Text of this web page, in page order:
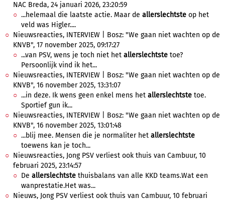
NAC Breda, 24 januari 2026, 23:20:59
...helemaal die laatste actie. Maar de allerslechtste op het
veld was Higler....
Nieuwsreacties, INTERVIEW | Bosz: "We gaan niet wachten op de
KNVB", 17 november 2025, 09:17:27
...van PSV, wens je toch niet het allerslechtste toe?
Persoonlijk vind ik het...
Nieuwsreacties, INTERVIEW | Bosz: "We gaan niet wachten op de
KNVB", 16 november 2025, 13:31:07
...in deze. Ik wens geen enkel mens het allerslechtste toe.
Sportief gun ik...
Nieuwsreacties, INTERVIEW | Bosz: "We gaan niet wachten op de
KNVB", 16 november 2025, 13:01:48
...blij mee. Mensen die je normaliter het allerslechtste
toewens kan je toch...
Nieuwsreacties, Jong PSV verliest ook thuis van Cambuur, 10
februari 2025, 23:14:57
De allerslechtste thuisbalans van alle KKD teams.Wat een
wanprestatie.Het was...
Nieuws, Jong PSV verliest ook thuis van Cambuur, 10 februari